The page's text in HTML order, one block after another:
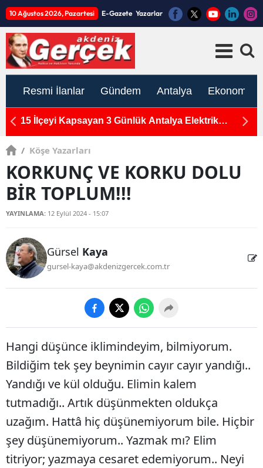
10 Ağustos 2026, Pazartesi E-Gazete Yazarlar
Resmi İlanlar Gündem Antalya Ekonomi
15 İlçeyi Kapsayan 3 Günlük Antalya Elektrik
/ Köşe Yazarları
KORKUNÇ VE KORKU DOLU
BİR TOPLUM!!!
YAYINLAMA: 12 Eylül 2024 - 15:07
Gürsel Kaya
gursel-kaya@akdenizgercek.com.tr
Hangi düşünce iklimindeyim, bilmiyorum.
Bildiğim tek şey beynimin cayır cayır yandığı..
Yandığı ve kül olduğu. Elimin kalem
tutmadığı.. Artık düşünmekten oldukça
uzağım. Hattâ hiç düşünemiyorum bile. Hiçbir
şey düşünemiyorum.. Yazmak mı? Elim
titriyor; yazmaya cesaret edemiyorum.. Neyi